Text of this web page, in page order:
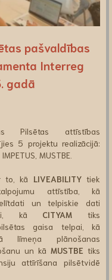
pašvaldības
Interreg
gadā
Pilsētas attīstības
5 projektu realizācijā:
MUSTBE.
to, kā LIVEABILITYtiek
attīstība, kā
un telpiskie dati
kā CITYAM tiks
gaisa telpai, kā
plānošanas
un kā MUSTBE tiks
attīrīšana pilsētvidē